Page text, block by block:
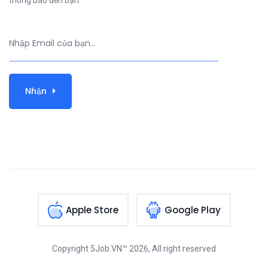
Nhận
Apple Store Google Play
Copyright 5Job.VN™ 2026, All right reserved